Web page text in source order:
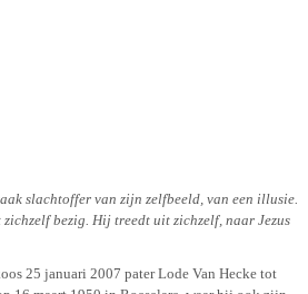
slachtoffer van zijn zelfbeeld, van een illusie.
zichzelf bezig. Hij treedt uit zichzelf, naar Jezus
25 januari 2007 pater Lode Van Hecke tot